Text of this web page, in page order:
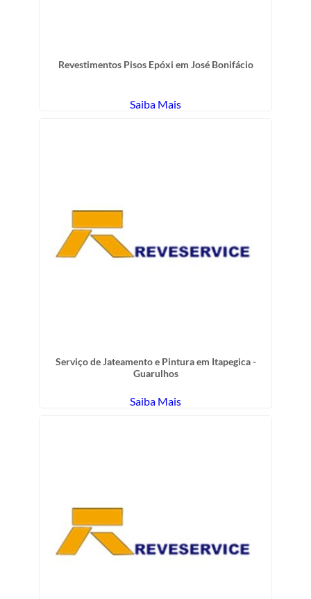
Revestimentos Pisos Epóxi em José Bonifácio
Saiba Mais
Serviço de Jateamento e Pintura em Itapegica -
Guarulhos
Saiba Mais